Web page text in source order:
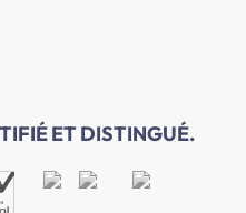
ET DISTINGUÉ.